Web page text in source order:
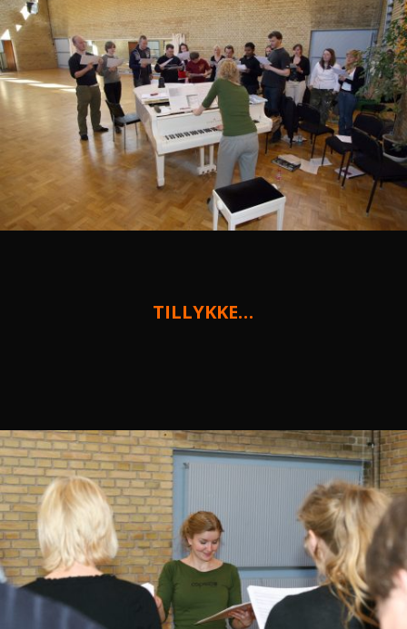
TILLYKKE…